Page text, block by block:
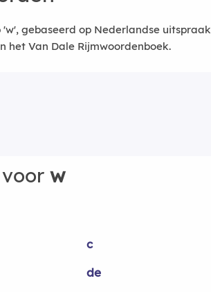
gebaseerd op Nederlandse uitspraak
het Van Dale Rijmwoordenboek.
w
c
de